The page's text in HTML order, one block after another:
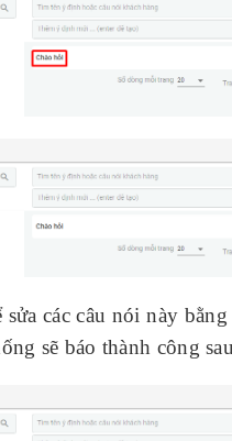
các câu nói này
sẽ báo thành công